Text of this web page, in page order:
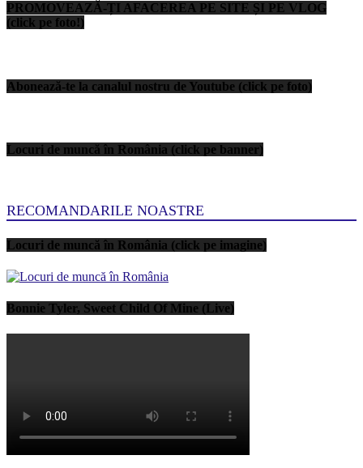
PROMOVEAZĂ-ȚI AFACEREA PE SITE ȘI PE VLOG
(click pe foto!)
Abonează-te la canalul nostru de Youtube (click pe foto)
Locuri de muncă în România (click pe banner)
RECOMANDARILE NOASTRE
Locuri de muncă în România (click pe imagine)
Bonnie Tyler, Sweet Child Of Mine (Live)